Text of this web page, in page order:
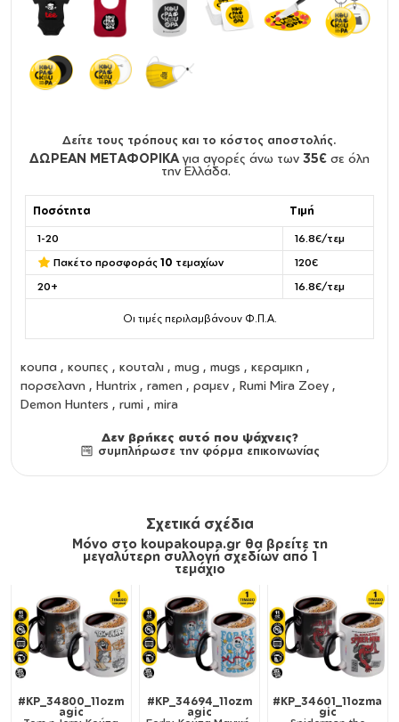
Δείτε τους τρόπους και το κόστος αποστολής.
ΔΩΡΕΑΝ ΜΕΤΑΦΟΡΙΚΑ για αγορές άνω των 35€ σε όλη
την Ελλάδα.
Ποσότητα Τιμή
1-20
16.8€/τεμ
Πακέτο προσφοράς 10 τεμαχίων
120€
20+
16.8€/τεμ
Οι τιμές περιλαμβάνουν Φ.Π.Α.
κουπα , κουπες , κουταλι , mug , mugs , κεραμικη ,
πορσελανη , Huntrix , ramen , ραμεν , Rumi Mira Zoey ,
Demon Hunters , rumi , mira
Δεν βρήκες αυτό που ψάχνεις?
συμπλήρωσε την φόρμα επικοινωνίας
Σχετικά σχέδια
Μόνο στο koupakoupa.gr θα βρείτε τη
μεγαλύτερη συλλογή σχεδίων από 1
τεμάχιο
#KP_34800_11ozm
agic
#KP_34694_11ozm
agic
#KP_34601_11ozma
gic